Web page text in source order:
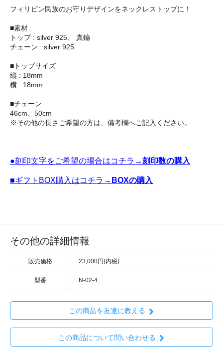
フィリピン民族のお守りデザインをネックレストップに！
■素材
トップ : silver 925、 真鍮
チェーン : silver 925
■トップサイズ
縦 : 18mm
横 : 18mm
■チェーン
46cm、50cm
※その他の長さご希望の方は、備考欄へご記入ください。
●刻印文字をご希望の場合はコチラ→刻印数の購入
■ギフトBOX購入はコチラ→ BOXの購入
その他の詳細情報
販売価格 23,000円(内税)
型番 N-02-4
この商品を友達に教える
この商品について問い合わせる